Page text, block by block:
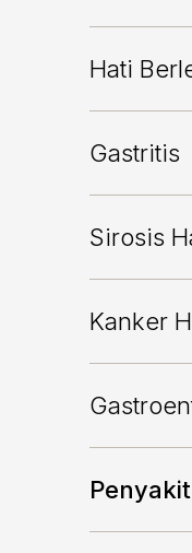
Hati
Gastritis
Sirosis
Kanker